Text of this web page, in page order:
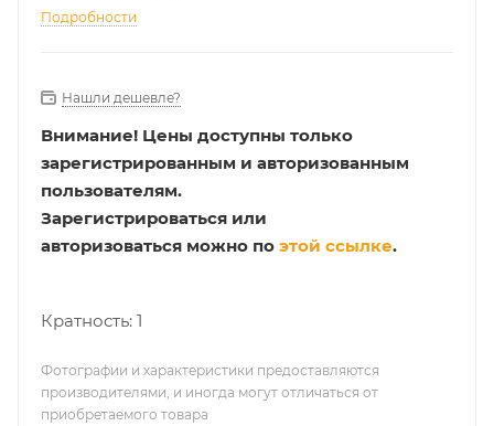
Подробности
Нашли дешевле?
Внимание! Цены доступны только
зарегистрированным и авторизованным
пользователям.
Зарегистрироваться или
авторизоваться можно по этой ссылке.
Кратность: 1
Фотографии и характеристики предоставляются
производителями, и иногда могут отличаться от
приобретаемого товара